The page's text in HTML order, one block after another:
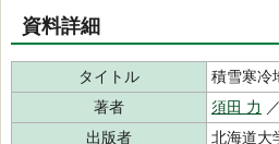
資料詳細
タイトル
積雪寒冷
著者
須田 力
出版者
北海道大